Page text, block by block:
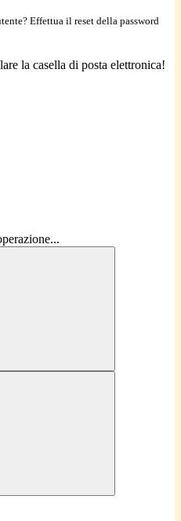
Effettua il reset della password
la casella di posta elettronica!